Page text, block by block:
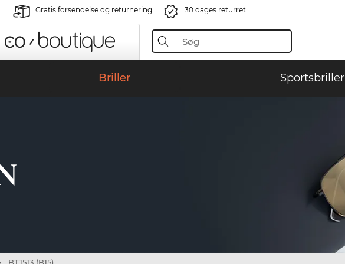
Gratis forsendelse og returnering 30 dages returret
Briller Sportsbriller